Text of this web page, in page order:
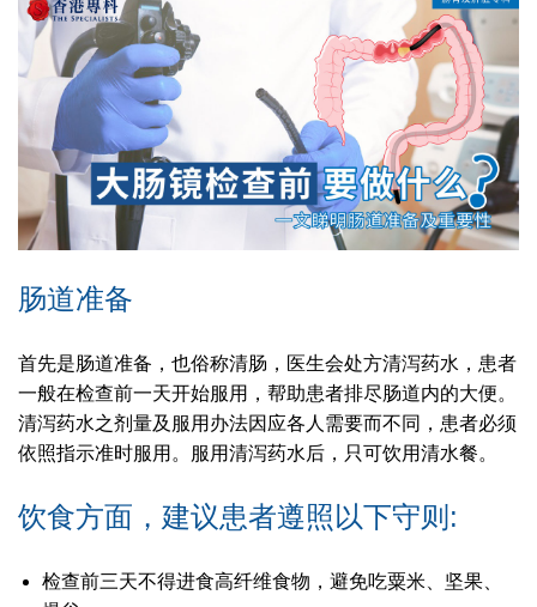
肠道准备
首先是肠道准备，也俗称清肠，医生会处方清泻药水，患者
一般在检查前一天开始服用，帮助患者排尽肠道内的大便。
清泻药水之剂量及服用办法因应各人需要而不同，患者必须
依照指示准时服用。服用清泻药水后，只可饮用清水餐。
饮食方面，建议患者遵照以下守则:
检查前三天不得进食高纤维食物，避免吃粟米、坚果、